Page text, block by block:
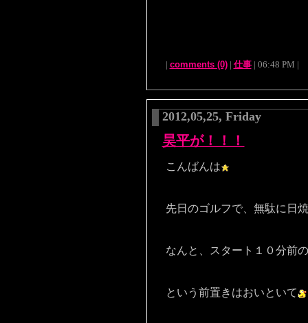
| comments (0)| 仕事| 06:48 PM |
2012,05,25, Friday
昊平が！！！
こんばんは
先日のゴルフで、無駄に日
なんと、スタート１０分前
という前置きはおいといて